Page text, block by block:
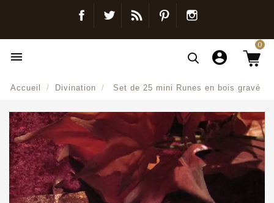
FacebookTwitter Blog Pinterest

0
Accueil Divination Set de 25 mini Runes en bois gravé